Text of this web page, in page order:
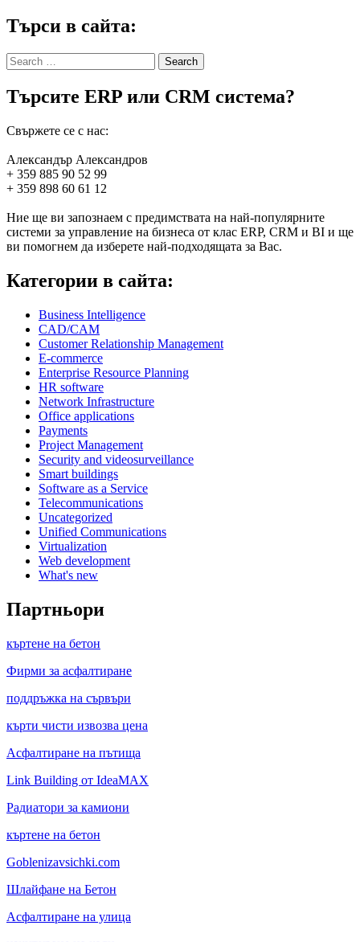
Търси в сайта:
Search
for:
Търсите ERP или CRM система?
Свържете се с нас:
Александър Александров
+ 359 885 90 52 99
+ 359 898 60 61 12
Ние ще ви запознаем с предимствата на най-популярните
системи за управление на бизнеса от клас ERP, CRM и BI и ще
ви помогнем да изберете най-подходящата за Вас.
Категории в сайта:
Business Intelligence
CAD/CAM
Customer Relationship Management
E-commerce
Enterprise Resource Planning
HR software
Network Infrastructure
Office applications
Payments
Project Management
Security and videosurveillance
Smart buildings
Software as a Service
Telecommunications
Uncategorized
Unified Communications
Virtualization
Web development
What's new
Партньори
къртене на бетон
Фирми за асфалтиране
поддръжка на сървъри
кърти чисти извозва цена
Асфалтиране на пътища
Link Building от IdeaMAX
Радиатори за камиони
къртене на бетон
Goblenizavsichki.com
Шлайфане на Бетон
Асфалтиране на улица